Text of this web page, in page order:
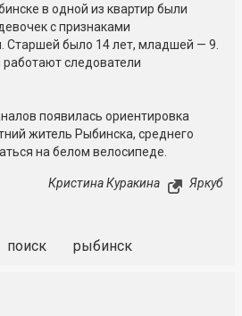
в одной из квартир были
с признаками
Старшей было 14 лет, младшей — 9.
следователи
появилась ориентировка
житель Рыбинска, среднего
на белом велосипеде.
Кристина Куракина Яркуб
поиск рыбинск